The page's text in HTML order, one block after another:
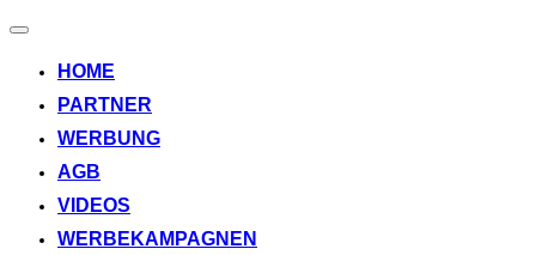
Navigation
HOME
PARTNER
WERBUNG
AGB
VIDEOS
WERBEKAMPAGNEN